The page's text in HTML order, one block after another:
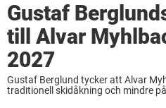
Gustaf
till Alvar
2027
Gustaf Berglund tycker att Alvar
traditionell skidåkning och mindre